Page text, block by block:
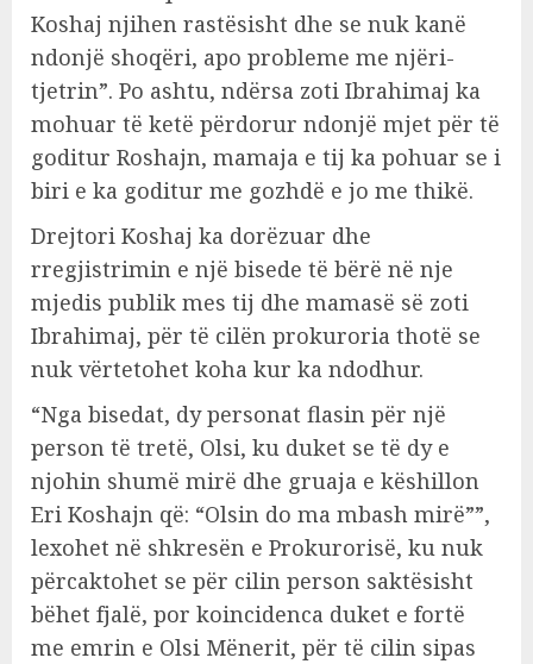
Koshaj njihen rastësisht dhe se nuk kanë
ndonjë shoqëri, apo probleme me njëri-
tjetrin”. Po ashtu, ndërsa zoti Ibrahimaj ka
mohuar të ketë përdorur ndonjë mjet për të
goditur Roshajn, mamaja e tij ka pohuar se i
biri e ka goditur me gozhdë e jo me thikë.
Drejtori Koshaj ka dorëzuar dhe
rregjistrimin e një bisede të bërë në nje
mjedis publik mes tij dhe mamasë së zoti
Ibrahimaj, për të cilën prokuroria thotë se
nuk vërtetohet koha kur ka ndodhur.
“Nga bisedat, dy personat flasin për një
person të tretë, Olsi, ku duket se të dy e
njohin shumë mirë dhe gruaja e këshillon
Eri Koshajn që: “Olsin do ma mbash mirë””,
lexohet në shkresën e Prokurorisë, ku nuk
përcaktohet se për cilin person saktësisht
bëhet fjalë, por koincidenca duket e fortë
me emrin e Olsi Mënerit, për të cilin sipas